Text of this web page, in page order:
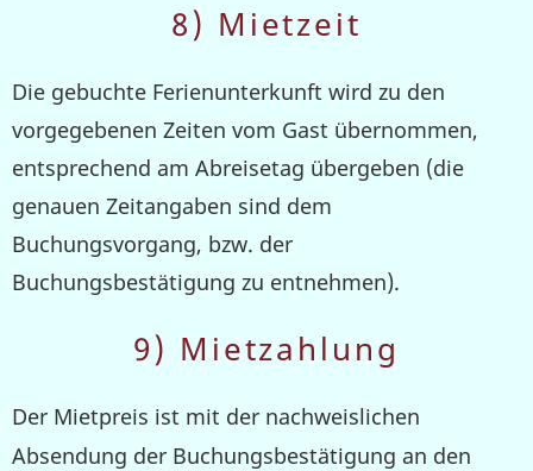
8) Mietzeit
Die gebuchte Ferienunterkunft wird zu den
vorgegebenen Zeiten vom Gast übernommen,
entsprechend am Abreisetag übergeben (die
genauen Zeitangaben sind dem
Buchungsvorgang, bzw. der
Buchungsbestätigung zu entnehmen).
9) Mietzahlung
Der Mietpreis ist mit der nachweislichen
Absendung der Buchungsbestätigung an den